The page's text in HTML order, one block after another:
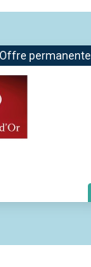
Offre permanente